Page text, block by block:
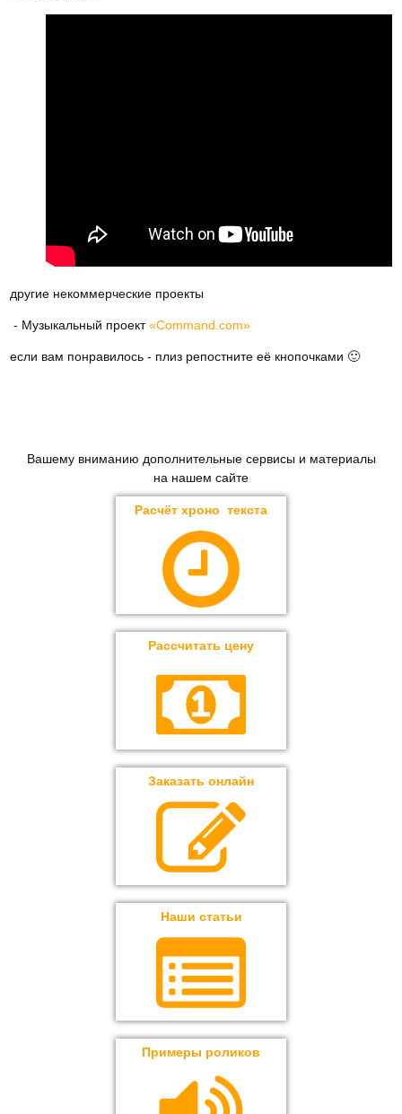
другие некоммерческие проекты
- Музыкальный проект«Command.com»
если вам понравилось - плиз репостните её кнопочками 🙂
Вашему вниманию дополнительные сервисы и материалы
на нашем сайте
Расчёт хроно текста
Рассчитать цену
Заказать онлайн
Наши статьи
Примеры роликов